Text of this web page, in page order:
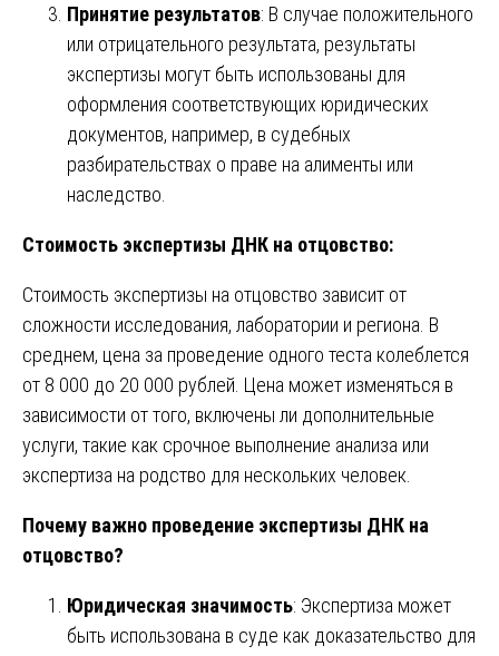
Принятие результатов: В случае положительного
или отрицательного результата, результаты
экспертизы могут быть использованы для
оформления соответствующих юридических
документов, например, в судебных
разбирательствах о праве на алименты или
наследство.
Стоимость экспертизы ДНК на отцовство:
Стоимость экспертизы на отцовство зависит от
сложности исследования, лаборатории и региона. В
среднем, цена за проведение одного теста колеблется
от 8 000 до 20 000 рублей. Цена может изменяться в
зависимости от того, включены ли дополнительные
услуги, такие как срочное выполнение анализа или
экспертиза на родство для нескольких человек.
Почему важно проведение экспертизы ДНК на
отцовство?
Юридическая значимость: Экспертиза может
быть использована в суде как доказательство для